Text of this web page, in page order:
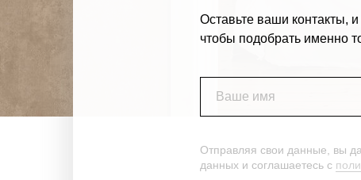
Ваше имя
Оставьте ваши контакты,
чтобы подобрать именно
Отправляя свои данные, вы
данных и соглашаетесь c